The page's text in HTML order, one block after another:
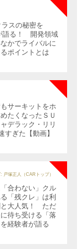
スの秘密を
語る！ 開発領域
かでライバルに
ポイントとは
サーキットをホ
たくなったＳＵ
デラック・リリ
すぎた【動画】
戸塚正人（CARトップ）
合わない」クル
「残クレ」は利
と大人気！ ただ
待ち受ける「落
経験者が語る